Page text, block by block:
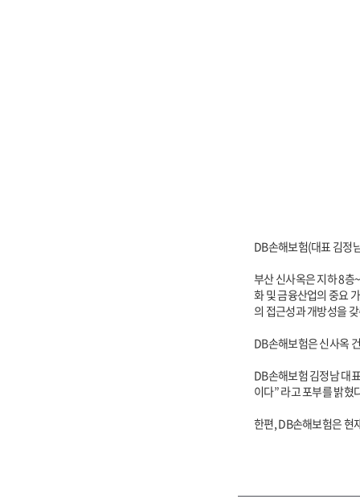
DB손해보험(대표 김정
부산 신사옥은 지하 8층
화 및 금융산업의 중요
의 접근성과 개방성을
DB손해보험은 신사옥
DB손해보험 김정남 대
이다” 라고 포부를 밝혔
한편, DB손해보험은 현